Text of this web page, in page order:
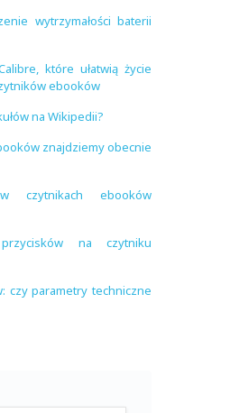
wytrzymałości baterii
które ułatwią życie
ebooków
na Wikipedii?
znajdziemy obecnie
czytnikach ebooków
na czytniku
czy parametry techniczne